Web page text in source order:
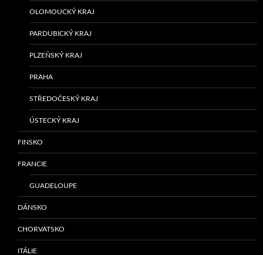
OLOMOUCKÝ KRAJ
PARDUBICKÝ KRAJ
PLZEŇSKÝ KRAJ
PRAHA
STŘEDOČESKÝ KRAJ
ÚSTECKÝ KRAJ
FINSKO
FRANCIE
GUADELOUPE
DÁNSKO
CHORVATSKO
ITÁLIE